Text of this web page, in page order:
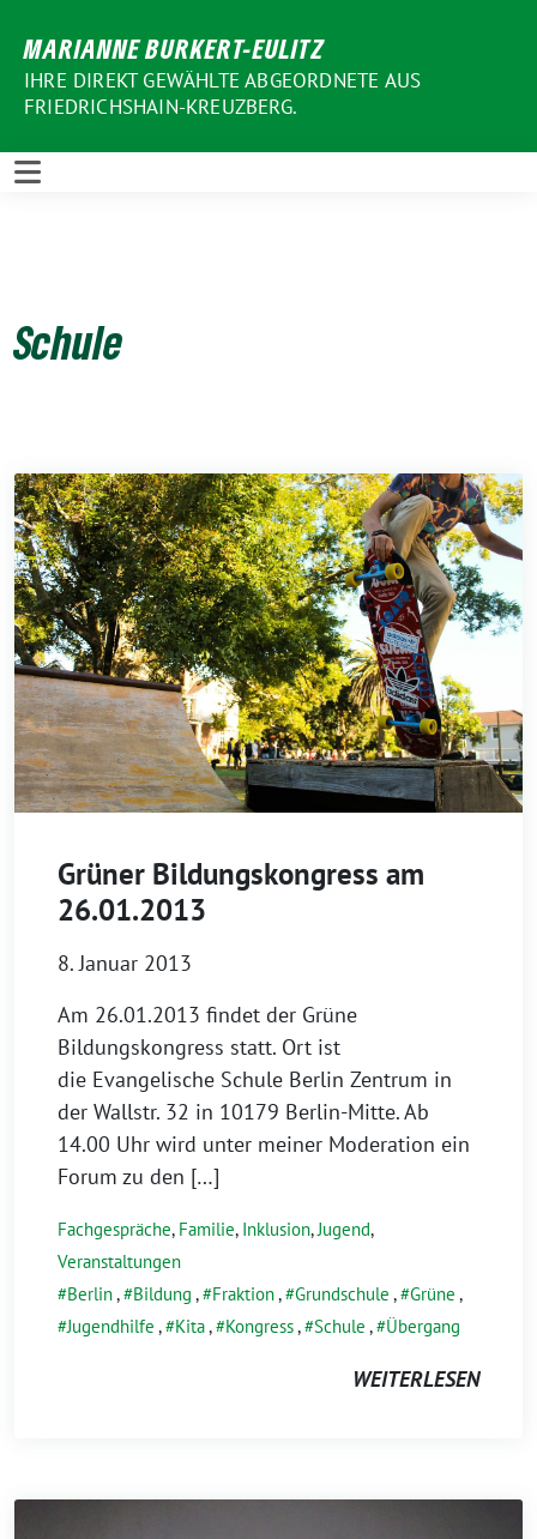
zum
Inhalt
MARIANNE BURKERT-EULITZ
IHRE DIREKT GEWÄHLTE ABGEORDNETE AUS
FRIEDRICHSHAIN-KREUZBERG.
Schule
Grüner Bildungskongress am
26.01.2013
8. Januar 2013
Am 26.01.2013 findet der Grüne
Bildungskongress statt. Ort ist
die Evangelische Schule Berlin Zentrum in
der Wallstr. 32 in 10179 Berlin-Mitte. Ab
14.00 Uhr wird unter meiner Moderation ein
Forum zu den […]
Fachgespräche, Familie, Inklusion, Jugend,
Veranstaltungen
Berlin, Bildung , Fraktion, Grundschule , Grüne ,
Jugendhilfe , Kita, Kongress, Schule , Übergang
WEITERLESEN